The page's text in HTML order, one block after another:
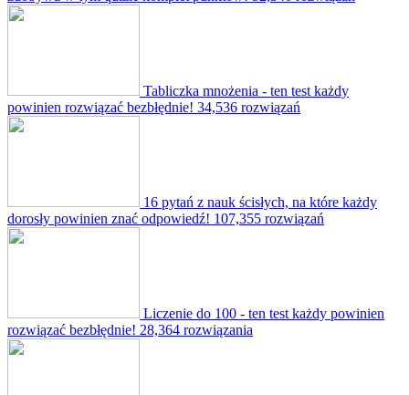
Tabliczka mnożenia - ten test każdy
powinien rozwiązać bezbłędnie! 34,536 rozwiązań
16 pytań z nauk ścisłych, na które każdy
dorosły powinien znać odpowiedź! 107,355 rozwiązań
Liczenie do 100 - ten test każdy powinien
rozwiązać bezbłędnie! 28,364 rozwiązania